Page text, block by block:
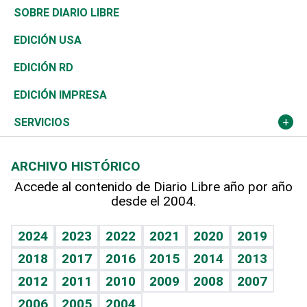
José Boquete
Reportajes
Asia
África
Ocenanía
Caribe
Resto del mundo
Consumo
Vivienda
Telecom.
Global y variable
Economía personal
Belleza
Buena Vida
Sociales
Novedades
Podcast Arte Libre
Hablando con el pediatra
Vida y familia
Eñe
Celebrando la vida
Golf
Ciclismo
Tenis
Olimpismo
Más deportes
Línea de hit
TBT Deportivo
De buena tinta
En Directo
Frente al Statu Quo
El Espía
Noticiero Poteleche
Lecturas
Clima
Tecnología
Historia
Martes de tecnología
Cambio climático
Mundo
Economía
Revista
Deportes
Opinión
Hecho en casa
Guía del dinero
SOBRE DIARIO LIBRE
EDICIÓN USA
EDICIÓN RD
EDICIÓN IMPRESA
SERVICIOS
Cumpleaños
Horóscopos
Juegos
ARCHIVO HISTÓRICO
Accede al contenido de Diario Libre año por año
desde el 2004.
2024 2023 2022 2021 2020
2019
2018
2017 2016 2015 2014
2013
2012
2011 2010 2009 2008
2007
2006
2005 2004